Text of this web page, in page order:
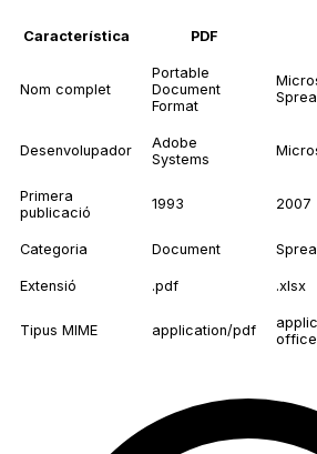
Característica PDF
Nom complet
Portable
Document
Format
Desenvolupador
Adobe
Systems
Primera
publicació
1993 2007
Categoria Document
Extensió .pdf .xlsx
Tipus MIME application/pdf